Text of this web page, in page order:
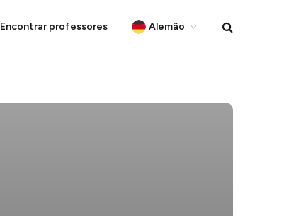
Encontrar professores Alemão